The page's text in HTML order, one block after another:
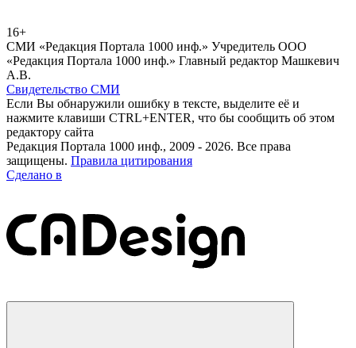
16+
СМИ «Редакция Портала 1000 инф.» Учредитель ООО
«Редакция Портала 1000 инф.» Главный редактор Машкевич
А.В.
Свидетельство СМИ
Если Вы обнаружили ошибку в тексте, выделите её и
нажмите клавиши CTRL+ENTER, что бы сообщить об этом
редактору сайта
Редакция Портала 1000 инф., 2009 - 2026. Все права
защищены. Правила цитирования
Сделано в